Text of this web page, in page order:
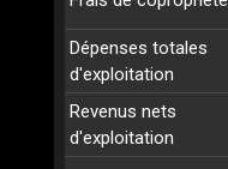
Dépenses totales
d'exploitation
Revenus nets
d'exploitation